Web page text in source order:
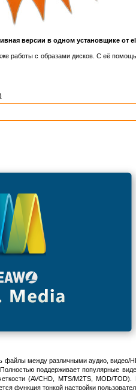
версии в одном установщике от
работы с образами дисков. С её
файлы между различными аудио, видео/
поддерживает популярные
(AVCHD, MTS/M2TS, MOD/TOD).
функция тонкой настройки